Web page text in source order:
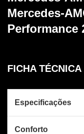
Mercedes-
Performance
FICHA TÉCNICA
Especificações
Conforto